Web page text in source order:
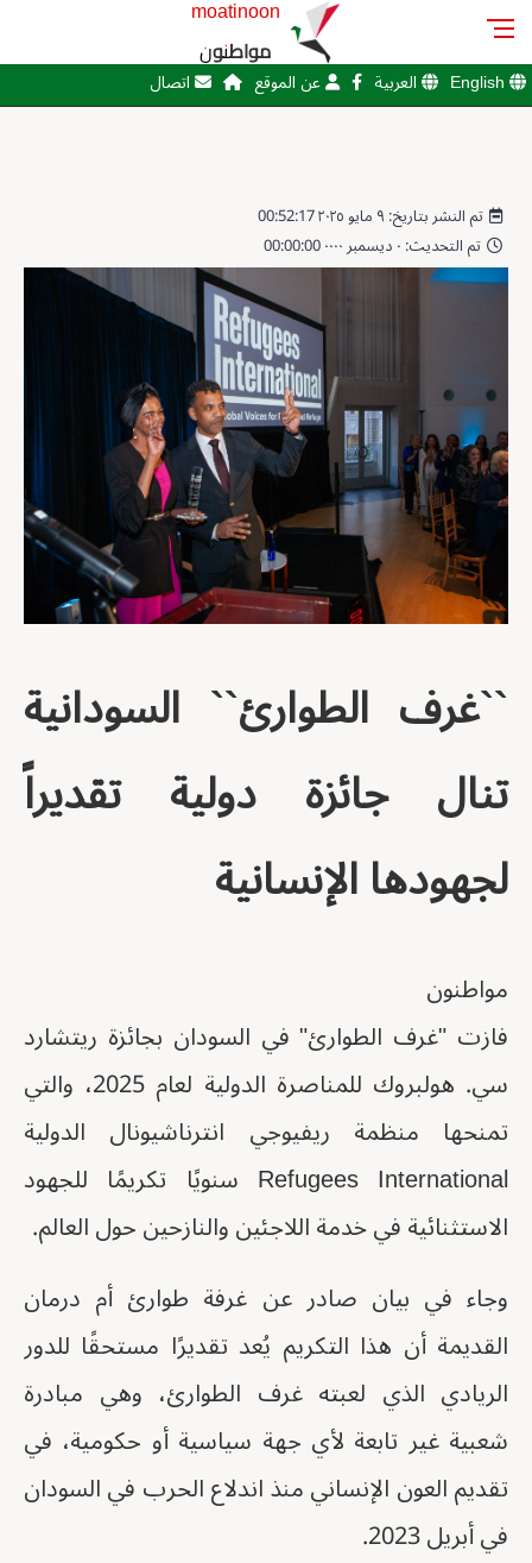
moatinoon
مواطنون
English العربية عن الموقع اتصال
تم النشر بتاريخ: ٩ مايو ٢٠٢٥ 00:52:17
تم التحديث: ٠ ديسمبر ٠٠٠٠ 00:00:00
``غرف الطوارئ`` السودانية
تنال جائزة دولية تقديراً
لجهودها الإنسانية
مواطنون
فازت "غرف الطوارئ" في السودان بجائزة ريتشارد
سي. هولبروك للمناصرة الدولية لعام 2025، والتي
تمنحها منظمة ريفيوجي انترناشيونال الدولية
Refugees International سنويًا تكريمًا للجهود
الاستثنائية في خدمة اللاجئين والنازحين حول العالم.
وجاء في بيان صادر عن غرفة طوارئ أم درمان
القديمة أن هذا التكريم يُعد تقديرًا مستحقًا للدور
الريادي الذي لعبته غرف الطوارئ، وهي مبادرة
شعبية غير تابعة لأي جهة سياسية أو حكومية، في
تقديم العون الإنساني منذ اندلاع الحرب في السودان
في أبريل 2023.